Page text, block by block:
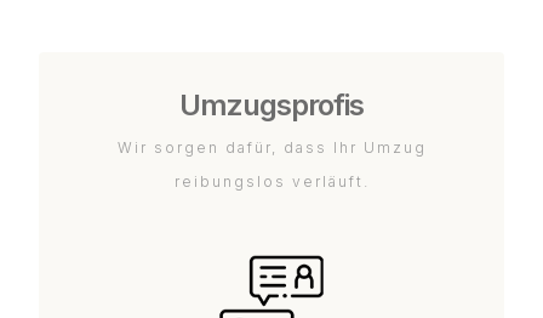
Umzugsprofis
Wir sorgen dafür, dass Ihr Umzug
reibungslos verläuft.